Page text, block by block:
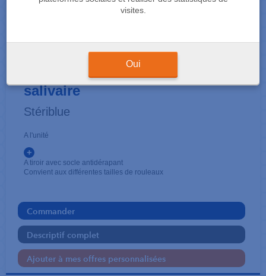
visites.
Oui
Distributeur Dis Roll cotons
salivaire
Stériblue
A l'unité
+
A tiroir avec socle antidérapant
Convient aux différentes tailles de rouleaux
Commander
Descriptif complet
Ajouter à mes offres personnalisées